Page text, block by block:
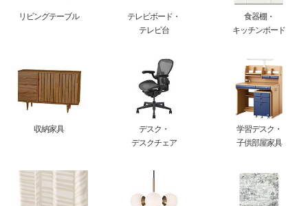
リビングテーブル
テレビボード・
テレビ台
食器棚・
キッチンボード
収納家具
デスク・
デスクチェア
学習デスク・
子供部屋家具